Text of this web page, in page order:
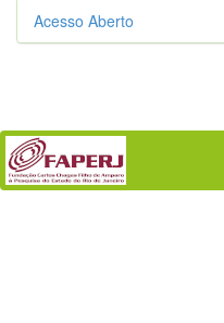
Acesso Aberto